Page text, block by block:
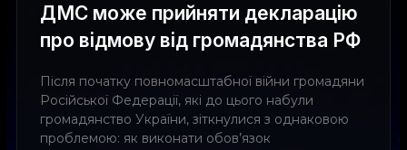
ДМС може прийняти декларацію
про відмову від громадянства РФ
Після початку повномасштабної війни громадяни
Російської Федерації, які до цього набули
громадянство України, зіткнулися з однаковою
проблемою: як виконати обов’язок